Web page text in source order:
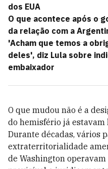
dos EUA
O que acontece após o
da relação com a
'Acham que temos a
deles', diz Lula sobre
embaixador
O que mudou não é a
do hemisfério já estavam
Durante décadas, vários
extraterritorialidade
de Washington